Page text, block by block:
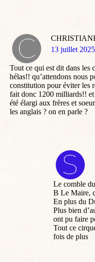
dit
13 juillet
Tout ce qui est dit dans les
hélas!! qu’attendons nous
constitution pour éviter les
fait donc 1200 milliards!!
été élargi aux frères et
les anglais ? on en parle ?
Le comble
B Le Maire,
En plus du
Plus bien
ont pu faire
Tout ce
fois de plus